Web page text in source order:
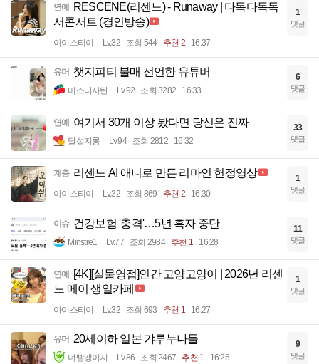
연예
RESCENE(리센느) - Runaway | 다독다독독
서콘서트 (경인방송)
아이스티이 Lv.32 조회 544 추천 2 16:37
1
댓글
유머 챗지피티 불매 선언한 유튜버
미스터사탄 Lv.92 조회 3282 16:33
6
댓글
연예 여기서 30개 이상 봤다면 당신은 진짜
달섭지롱 Lv.94 조회 2812 16:32
33
댓글
계층 리센느 AI 애니로 만든 리마인 헌정영상
아이스티이 Lv.32 조회 869 추천 2 16:30
1
댓글
이슈 건강보험 '충격'…5년 흑자 중단
Minstre1 Lv.77 조회 2984 추천 1 16:28
11
댓글
연예
[4K][실물영접]인간 고양고양이 | 2026년 리센
느 메이 생일카페
아이스티이 Lv.32 조회 693 추천 1 16:27
1
댓글
유머 20세이하 일본 갸루누나들
너빨갱이지 Lv.86 조회 2467 추천 1 16:26
9
댓글